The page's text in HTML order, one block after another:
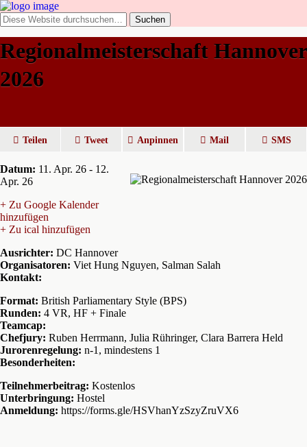
Regionalmeisterschaft Hannover
2026
Teilen Tweet Anpinnen Mail SMS
Datum: 11. Apr. 26 - 12.
Apr. 26
+ Zu Google Kalender
hinzufügen
+ Zu ical hinzufügen
Ausrichter: DC Hannover
Organisatoren: Viet Hung Nguyen, Salman Salah
Kontakt:
Format: British Parliamentary Style (BPS)
Runden: 4 VR, HF + Finale
Teamcap:
Chefjury: Ruben Herrmann, Julia Rühringer, Clara Barrera Held
Jurorenregelung: n-1, mindestens 1
Besonderheiten:
Teilnehmerbeitrag: Kostenlos
Unterbringung: Hostel
Anmeldung: https://forms.gle/HSVhanYzSzyZruVX6